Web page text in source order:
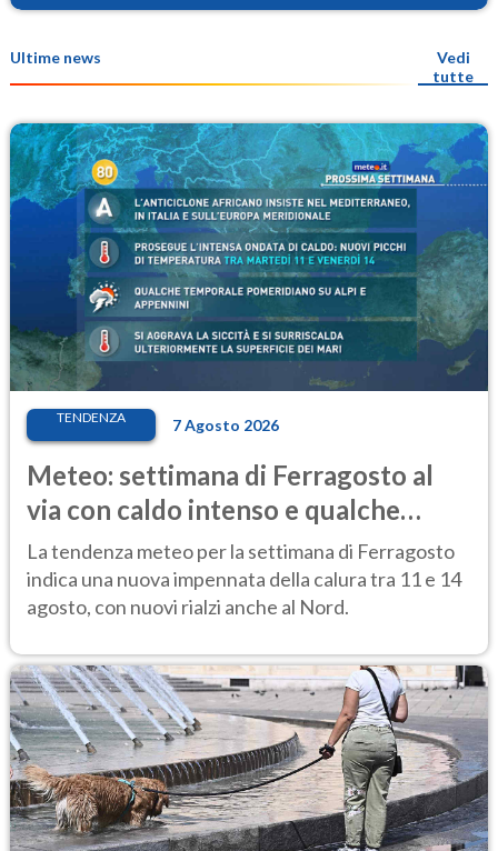
Ultime news
Vedi
tutte
TENDENZA 7 Agosto 2026
Meteo: settimana di Ferragosto al
via con caldo intenso e qualche
temporale
La tendenza meteo per la settimana di Ferragosto
indica una nuova impennata della calura tra 11 e 14
agosto, con nuovi rialzi anche al Nord.